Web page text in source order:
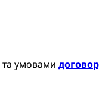
та умовами